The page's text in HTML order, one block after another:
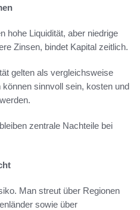
hohe Liquidität, aber niedrige
Zinsen, bindet Kapital zeitlich.
gelten als vergleichsweise
sinnvoll sein, kosten und
zentrale Nachteile bei
Man streut über Regionen
sowie über